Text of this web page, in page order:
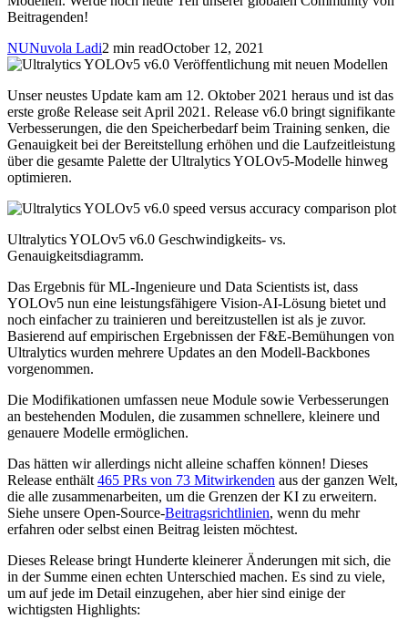
Beitragenden!
NUNuvola Ladi2 min readOctober 12, 2021
Unser neustes Update kam am 12. Oktober 2021 heraus und ist das
erste große Release seit April 2021. Release v6.0 bringt signifikante
Verbesserungen, die den Speicherbedarf beim Training senken, die
Genauigkeit bei der Bereitstellung erhöhen und die Laufzeitleistung
über die gesamte Palette der Ultralytics YOLOv5-Modelle hinweg
optimieren.
Ultralytics YOLOv5 v6.0 Geschwindigkeits- vs.
Genauigkeitsdiagramm.
Das Ergebnis für ML-Ingenieure und Data Scientists ist, dass
YOLOv5 nun eine leistungsfähigere Vision-AI-Lösung bietet und
noch einfacher zu trainieren und bereitzustellen ist als je zuvor.
Basierend auf empirischen Ergebnissen der F&E-Bemühungen von
Ultralytics wurden mehrere Updates an den Modell-Backbones
vorgenommen.
Die Modifikationen umfassen neue Module sowie Verbesserungen
an bestehenden Modulen, die zusammen schnellere, kleinere und
genauere Modelle ermöglichen.
Das hätten wir allerdings nicht alleine schaffen können! Dieses
Release enthält 465 PRs von 73 Mitwirkenden aus der ganzen Welt,
die alle zusammenarbeiten, um die Grenzen der KI zu erweitern.
Siehe unsere Open-Source-Beitragsrichtlinien, wenn du mehr
erfahren oder selbst einen Beitrag leisten möchtest.
Dieses Release bringt Hunderte kleinerer Änderungen mit sich, die
in der Summe einen echten Unterschied machen. Es sind zu viele,
um auf jede im Detail einzugehen, aber hier sind einige der
wichtigsten Highlights: